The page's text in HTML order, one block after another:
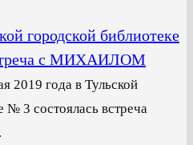
городской библиотеке
с МИХАИЛОМ
2019 года в Тульской
№ 3 состоялась встреча